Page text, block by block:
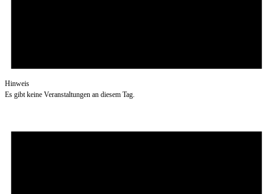
Hinweis
Es gibt keine Veranstaltungen an diesem Tag.